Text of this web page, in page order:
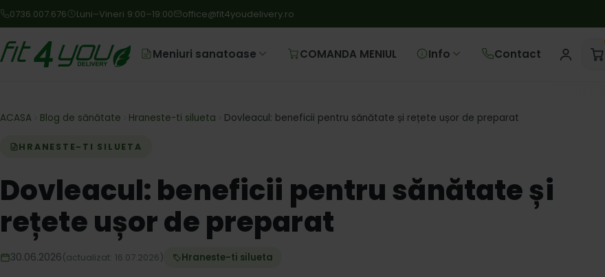
0736.007.676 Luni–Vineri 9:00–19:00 office@fit4youdelivery.ro
Meniuri sanatoase COMANDA MENIUL Info Contact
ACASA Blog de sănătate Hraneste-ti silueta Dovleacul: beneficii pentru sănătate și rețete ușor de preparat
HRANESTE-TI SILUETA
Dovleacul: beneficii pentru sănătate și
rețete ușor de preparat
30.06.2026(actualizat: 16.07.2026) Hraneste-ti silueta